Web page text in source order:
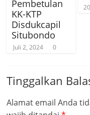
Pembetulan
KK-KTP
Disdukcapil
Situbondo
Juli 2, 2024 0
Tinggalkan
Alamat email Anda